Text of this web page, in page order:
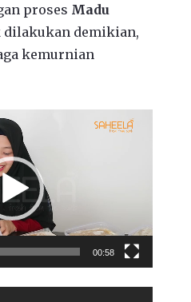
proses Madu
dilakukan demikian,
kemurnian
00:58